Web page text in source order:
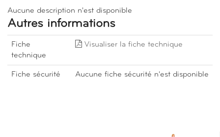
Aucune description n'est disponible
Autres informations
Fiche
technique
Visualiser la fiche technique
Fiche sécurité Aucune fiche sécurité n'est disponible